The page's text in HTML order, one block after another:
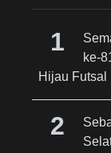
ke-
Hijau